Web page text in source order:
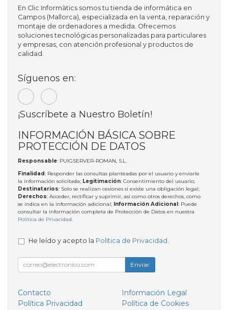
En Clic Informàtics somos tu tienda de informática en
Campos (Mallorca), especializada en la venta, reparación y
montaje de ordenadores a medida. Ofrecemos
soluciones tecnológicas personalizadas para particulares
y empresas, con atención profesional y productos de
calidad.
Síguenos en:
¡Suscríbete a Nuestro Boletín!
INFORMACIÓN BÁSICA SOBRE
PROTECCIÓN DE DATOS
Responsable: PUIGSERVER-ROMAN, S.L.
Finalidad: Responder las consultas planteadas por el usuario y enviarle
la información solicitada; Legitimación: Consentimiento del usuario;
Destinatarios: Solo se realizan cesiones si existe una obligación legal;
Derechos: Acceder, rectificar y suprimir, así como otros derechos, como
se indica en la información adicional; Información Adicional: Puede
consultar la información completa de Protección de Datos en nuestra
Política de Privacidad.
He leído y acepto la Política de Privacidad
Enviar
Contacto
Información Legal
Política Privacidad
Política de Cookies